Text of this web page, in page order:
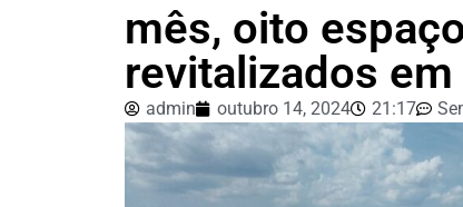
mês, oito
revitalizados em
admin outubro 14, 2024 21:17